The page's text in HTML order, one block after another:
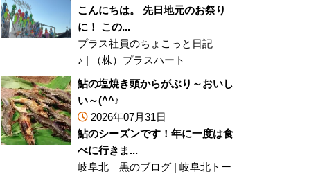
こんにちは。 先日地元のお祭り
に！ この...
プラス社員のちょこっと日記
♪ |
（株）プラスハート
鮎の塩焼き頭からがぶり～おいし
い～(^^♪
2026年07月31日
鮎のシーズンです！年に一度は食
べに行きま...
岐阜北 黒のブログ | 岐阜北トー